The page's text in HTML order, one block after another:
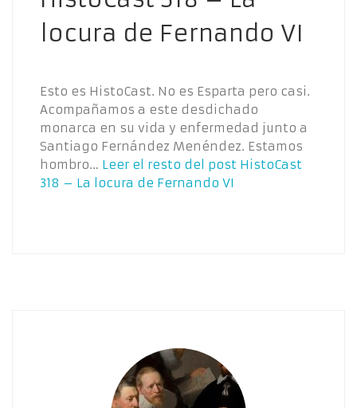
locura de Fernando VI
Esto es HistoCast. No es Esparta pero casi.
Acompañamos a este desdichado
monarca en su vida y enfermedad junto a
Santiago Fernández Menéndez. Estamos
hombro… Leer el resto del post HistoCast
318 – La locura de Fernando VI